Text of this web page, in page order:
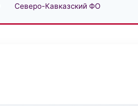
Северо-Кавказский ФО